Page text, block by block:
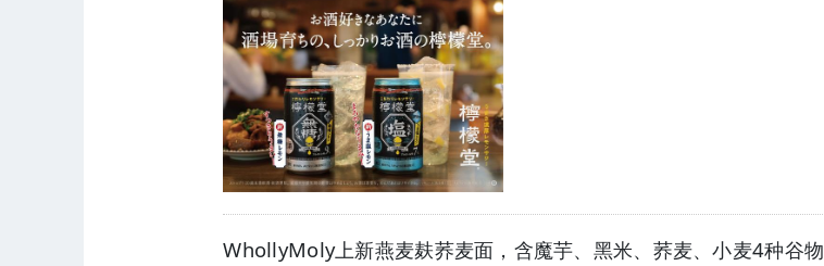
WhollyMoly上新燕麦麸荞麦面，含魔芋、黑米、荞麦、小麦4种谷物